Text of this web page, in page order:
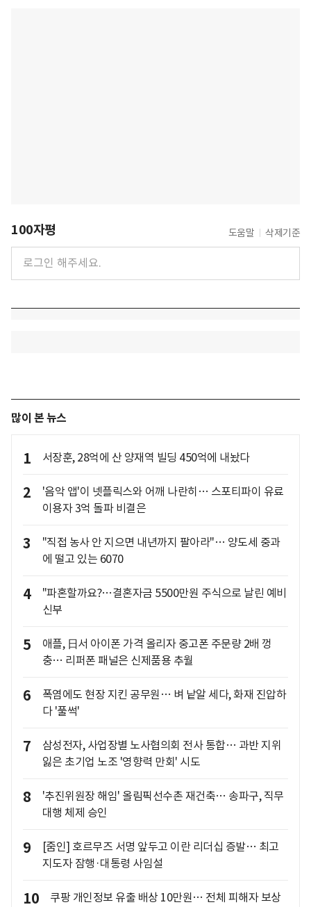
100자평 도움말 삭제기준
많이 본 뉴스
1 서장훈, 28억에 산 양재역 빌딩 450억에 내놨다
2
'음악 앱'이 넷플릭스와 어깨 나란히… 스포티파이 유료
이용자 3억 돌파 비결은
3
"직접 농사 안 지으면 내년까지 팔아라"… 양도세 중과
에 떨고 있는 6070
4
"파혼할까요?…결혼자금 5500만원 주식으로 날린 예비
신부
5
애플, 日서 아이폰 가격 올리자 중고폰 주문량 2배 껑
충… 리퍼폰 패널은 신제품용 추월
6
폭염에도 현장 지킨 공무원… 벼 낱알 세다, 화재 진압하
다 '풀썩'
7
삼성전자, 사업장별 노사협의회 전사 통합… 과반 지위
잃은 초기업 노조 '영향력 만회' 시도
8
'추진위원장 해임' 올림픽선수촌 재건축… 송파구, 직무
대행 체제 승인
9
[줌인] 호르무즈 서명 앞두고 이란 리더십 증발… 최고
지도자 잠행·대통령 사임설
10 쿠팡 개인정보 유출 배상 10만원… 전체 피해자 보상